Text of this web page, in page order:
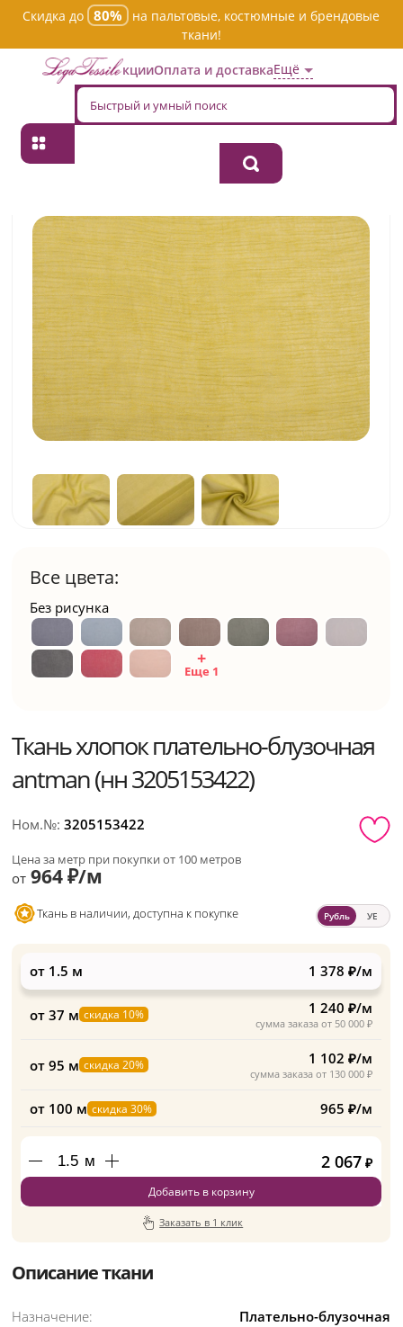
Скидка до 80%
на пальтовые, костюмные и брендовые
ткани!
АкцииОплата и доставкаЕщё
Главная
Ткань хлопок плательно-
Все цвета:
Без рисунка
Еще 1
Ткань хлопок плательно-блузочная
antman (нн 3205153422)
Ном.№:3205153422
Цена за метр при покупки от 100 метров
от 964 ₽/м
Ткань в наличии, доступна к покупке Рубль УЕ
от 1.5 м 1 378 ₽/м
от 37 м скидка 10%
сумма заказа от 50 000 ₽
1 240 ₽/м
от 95 м скидка 20%
сумма заказа от 130 000 ₽
1 102 ₽/м
от 100 м скидка 30% 965 ₽/м
м 2 067 ₽
Добавить в корзину
Заказать в 1 клик
Описание ткани
Назначение:
Плательно-блузочная